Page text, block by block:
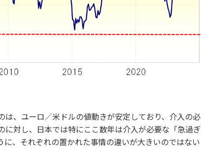
、ユーロ／米ドルの値動きが安定しており、介入の必
対し、日本では特にここ数年は介入が必要な「急過ぎ
、それぞれの置かれた事情の違いが大きいのではない